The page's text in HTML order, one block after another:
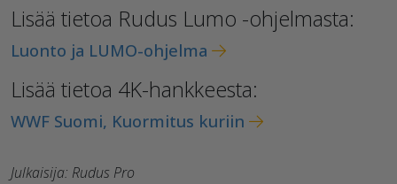
Lisää tietoa Rudus Lumo -ohjelmasta:
Luonto ja LUMO-ohjelma
Lisää tietoa 4K-hankkeesta:
WWF Suomi, Kuormitus kuriin
Julkaisija: Rudus Pro